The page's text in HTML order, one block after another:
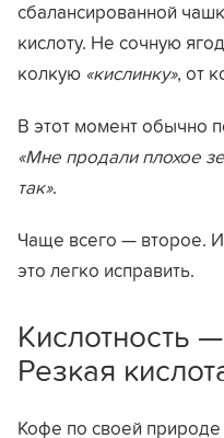
сбалансированной
кислоту. Не сочную
колкую «кислинку», от
В этот момент обычно
«Мне продали плохое
так».
Чаще всего — второе.
это легко исправить.
Кислотность
Резкая
Кофе по своей